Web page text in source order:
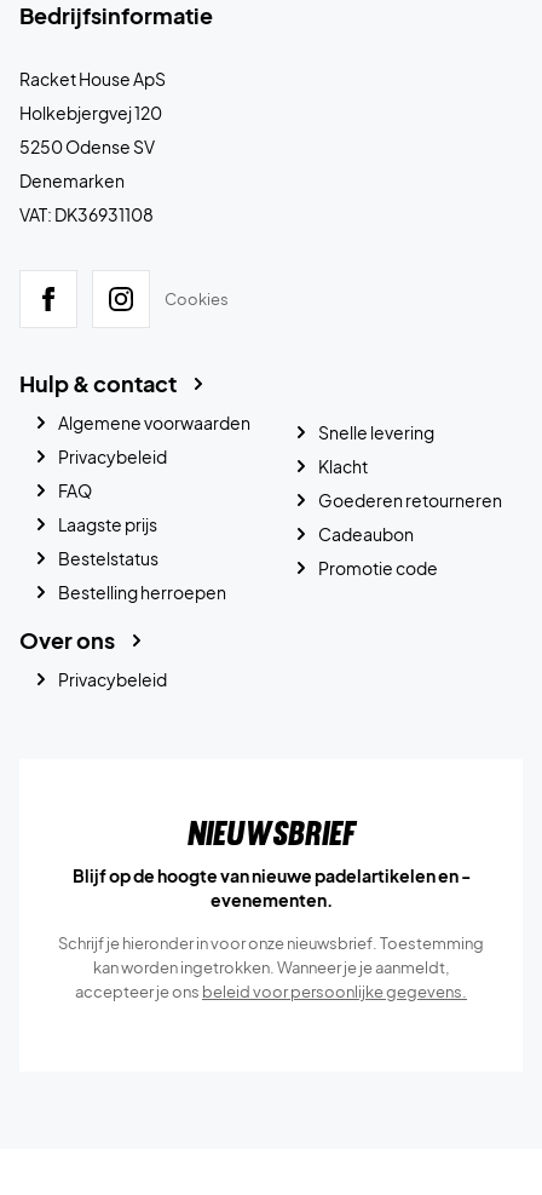
Bedrijfsinformatie
Racket House ApS
Holkebjergvej 120
5250 Odense SV
Denemarken
VAT: DK36931108
Cookies
Hulp & contact
Algemene voorwaarden
Privacybeleid
FAQ
Laagste prijs
Bestelstatus
Bestelling herroepen
Snelle levering
Klacht
Goederen retourneren
Cadeaubon
Promotie code
Over ons
Privacybeleid
Nieuwsbrief
Blijf op de hoogte van nieuwe padelartikelen en -
evenementen.
Schrijf je hieronder in voor onze nieuwsbrief. Toestemming
kan worden ingetrokken. Wanneer je je aanmeldt,
accepteer je ons beleid voor persoonlijke gegevens.